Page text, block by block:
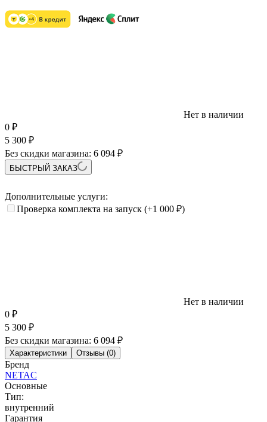
Нет в наличии
0 ₽
5 300 ₽
Без скидки магазина: 6 094 ₽
БЫСТРЫЙ ЗАКАЗ
Дополнительные услуги:
Проверка комплекта на запуск (+1 000 ₽)
Нет в наличии
0 ₽
5 300 ₽
Без скидки магазина: 6 094 ₽
Характеристики Отзывы (0)
Бренд
NETAC
Основные
Тип:
внутренний
Гарантия